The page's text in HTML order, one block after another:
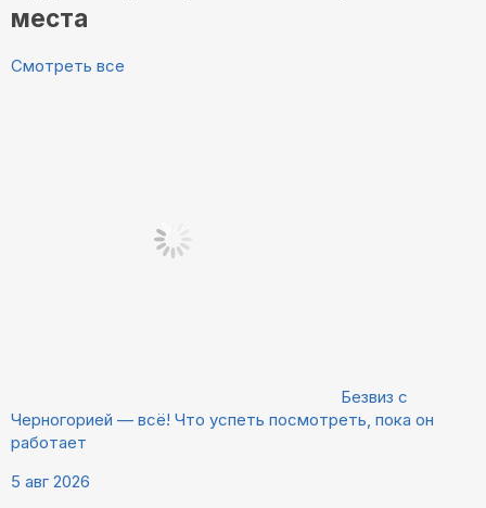
места
Смотреть все
Безвиз с
Черногорией — всё! Что успеть посмотреть, пока он
работает
5 авг 2026